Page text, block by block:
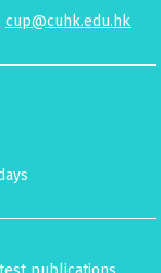
cup@cuhk.edu.hk